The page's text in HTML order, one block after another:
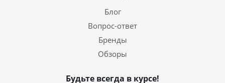
Блог
Вопрос-ответ
Бренды
Обзоры
Будьте всегда в курсе!